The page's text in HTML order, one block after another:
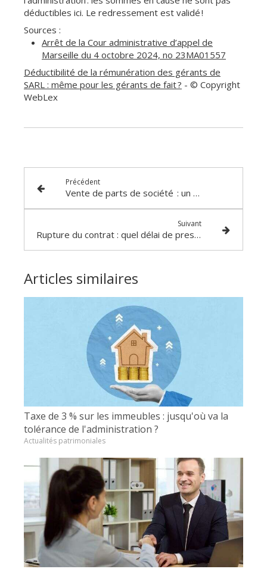
déductibles ici. Le redressement est validé !
Sources :
Arrêt de la Cour administrative d’appel de
Marseille du 4 octobre 2024, no 23MA01557
Déductibilité de la rémunération des gérants de
SARL : même pour les gérants de fait ? - © Copyright
WebLex
Précédent
Vente de parts de société : un abattement renforcé mais équitable ?
Suivant
Rupture du contrat : quel délai de prescription en cas de harcèlement moral ?
Articles similaires
Taxe de 3 % sur les immeubles : jusqu'où va la
tolérance de l'administration ?
Actualités patrimoniales